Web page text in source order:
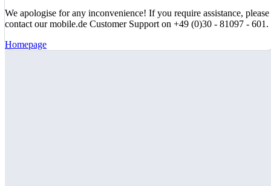
We apologise for any inconvenience! If you require assistance, please
contact our mobile.de Customer Support on +49 (0)30 - 81097 - 601.
Homepage